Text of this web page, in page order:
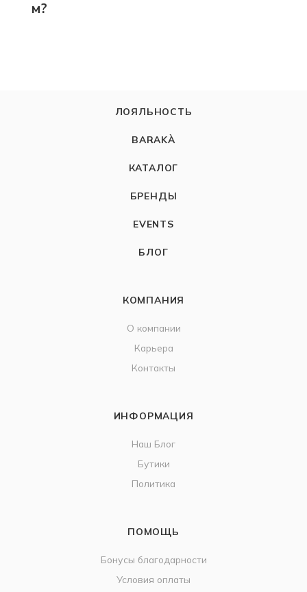
м?
ЛОЯЛЬНОСТЬ
BARAKÀ
КАТАЛОГ
БРЕНДЫ
EVENTS
БЛОГ
КОМПАНИЯ
О компании
Карьера
Контакты
ИНФОРМАЦИЯ
Наш Блог
Бутики
Политика
ПОМОЩЬ
Бонусы благодарности
Условия оплаты